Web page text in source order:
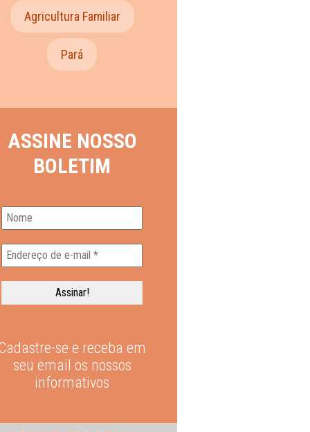
Agricultura Familiar
Pará
ASSINE NOSSO
BOLETIM
se e receba em
seu email os nossos
informativos